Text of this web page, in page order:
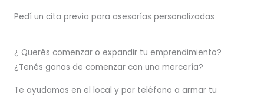
Pedí un cita previa para asesorías personalizadas
¿ Querés comenzar o expandir tu emprendimiento?
¿Tenés ganas de comenzar con una mercería?
Te ayudamos en el local y por teléfono a armar tu